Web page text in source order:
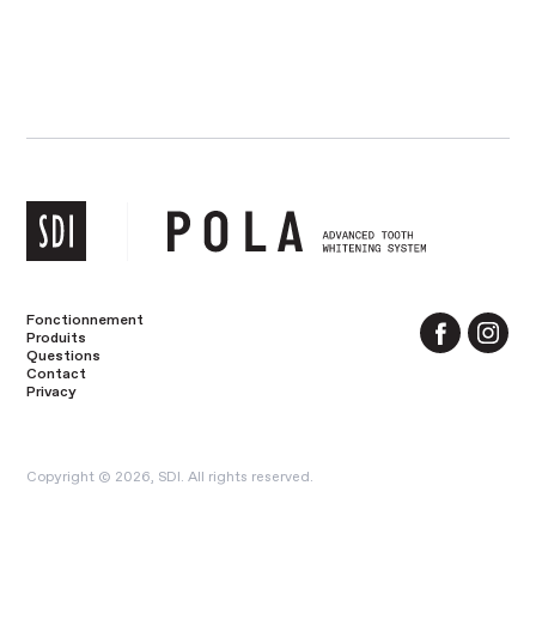
Fonctionnement
Produits
Questions
Contact
Privacy
Copyright © 2026, SDI. All rights reserved.